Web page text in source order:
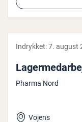
Indrykket:7. august
Pharma Nord
Vojens